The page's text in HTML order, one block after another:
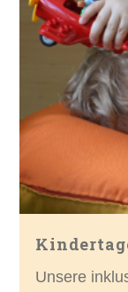
Unsere